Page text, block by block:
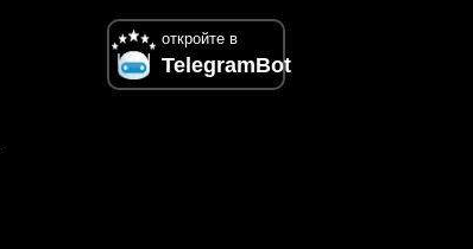
откройте в
TelegramBot